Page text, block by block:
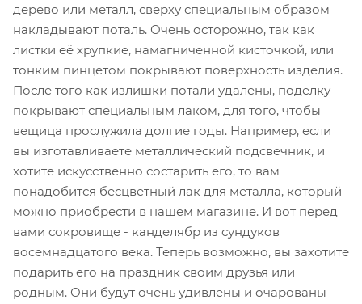
дерево или металл, сверху специальным образом
накладывают поталь. Очень осторожно, так как
листки её хрупкие, намагниченной кисточкой, или
тонким пинцетом покрывают поверхность изделия.
После того как излишки потали удалены, поделку
покрывают специальным лаком, для того, чтобы
вещица прослужила долгие годы. Например, если
вы изготавливаете металлический подсвечник, и
хотите искусственно состарить его, то вам
понадобится бесцветный лак для металла, который
можно приобрести в нашем магазине. И вот перед
вами сокровище - канделябр из сундуков
восемнадцатого века. Теперь возможно, вы захотите
подарить его на праздник своим друзья или
родным. Они будут очень удивлены и очарованы